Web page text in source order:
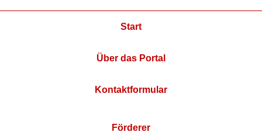
Start
Über das Portal
Kontaktformular
Förderer